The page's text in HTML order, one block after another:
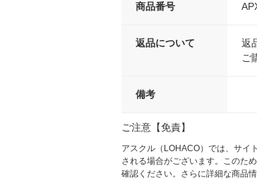
商品番号
返品について
返
ご
備考
ご注意【免責】
アスクル（LOHACO）では、サイ
される場合がございます。このた
確認ください。さらに詳細な商品